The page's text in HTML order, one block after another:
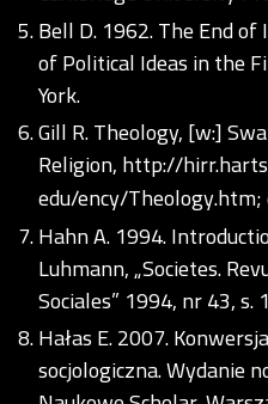
Bell D. 1962. The End
of Political Ideas in the
York.
Gill R. Theology, [w:]
Religion,http://
edu/ency/
Hahn A. 1994.
Luhmann, „Societes.
Sociales” 1994, nr 43, s.
Hałas E. 2007.
socjologiczna. Wydanie